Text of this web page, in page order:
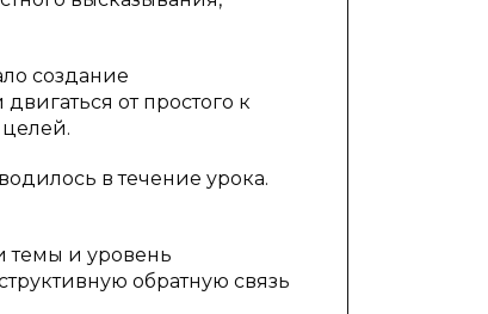
создание
от простого к
в течение урока.
темы и уровень
обратную связь